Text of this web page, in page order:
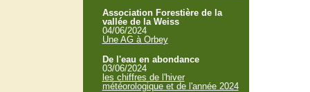
Association Forestière de la
vallée de la Weiss
04/06/2024
Une AG à Orbey
De l'eau en abondance
03/06/2024
les chiffres de l'hiver
météorologique et de l'année 2024